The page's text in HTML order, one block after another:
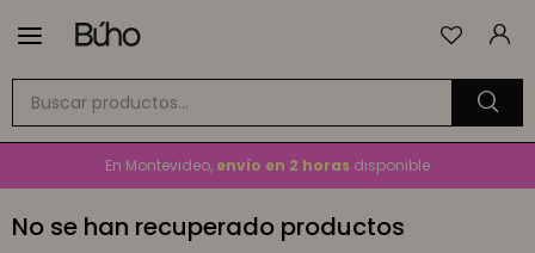

GRATIS
En Montevideo, envío en 2 horas disponible
No se han recuperado productos